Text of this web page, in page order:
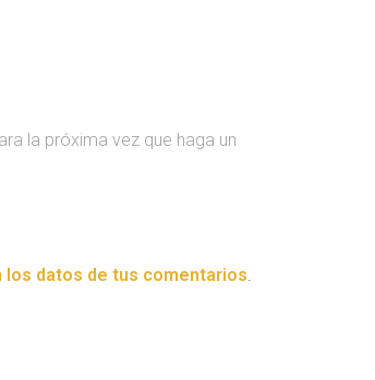
la próxima vez que haga un
datos de tus comentarios.